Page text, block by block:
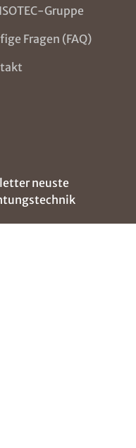
Gruppe
Fragen (FAQ)
neuste